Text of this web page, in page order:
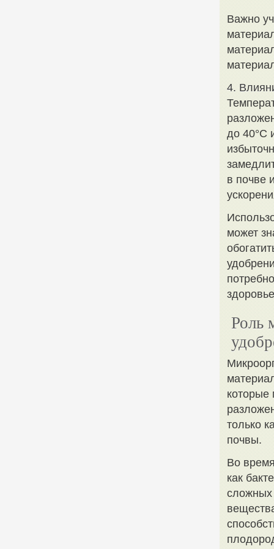
Важно
4.
до 40°C
в почве
может
Роль
которые
только
почвы.
Во
как
сложных